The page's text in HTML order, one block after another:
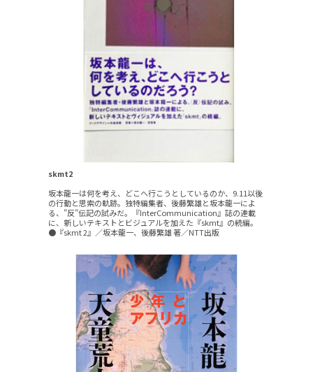
skmt2
坂本龍一は何を考え、どこへ行こうとしているのか、9.11以後
の行動と思索の軌跡。独特編集者、後藤繁雄と坂本龍一によ
る、”反”伝記の試みだ。『InterCommunication』誌の連載
に、新しいテキストとビジュアルを加えた『skmt』の続編。
●『skmt 2』／坂本龍一、後藤繁雄 著／NTT出版